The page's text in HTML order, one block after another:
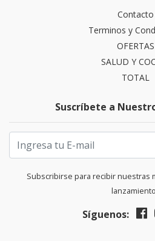
Contacto
Terminos y
OFERTAS
SALUD Y
TOTAL
Suscríbete a
Subscribirse para recibir nuestras
Síguenos: